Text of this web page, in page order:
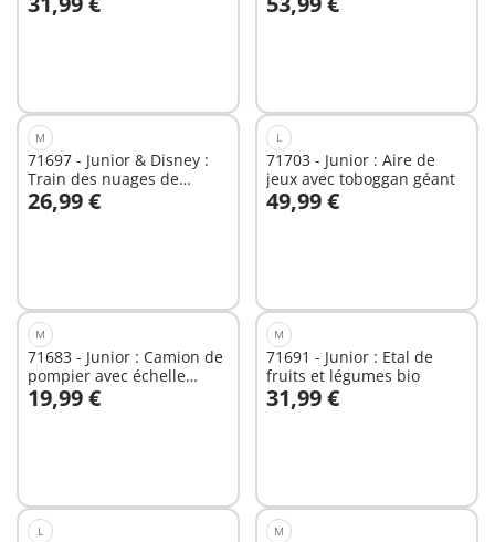
Au panier Au panier
M
71697 - Junior & Disney :
Train des nuages de
Mickey et Minnie
26,99 €
Au panier
L
71703 - Junior : Aire de
jeux avec toboggan géant
49,99 €
Au panier
M
71683 - Junior : Camion de
pompier avec échelle
pivotante
19,99 €
Au panier
M
71691 - Junior : Etal de
fruits et légumes bio
31,99 €
Au panier
L M